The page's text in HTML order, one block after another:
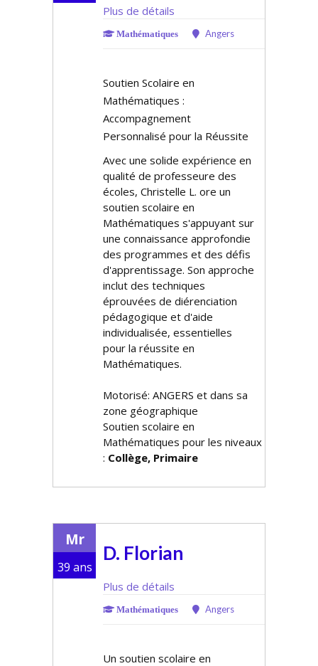
Plus de détails
Mathématiques Angers
Soutien Scolaire en
Mathématiques :
Accompagnement
Personnalisé pour la Réussite
Avec une solide expérience en
qualité de professeure des
écoles, Christelle L. offre un
soutien scolaire en
Mathématiques s'appuyant sur
une connaissance approfondie
des programmes et des défis
d'apprentissage. Son approche
inclut des techniques
éprouvées de différenciation
pédagogique et d'aide
individualisée, essentielles
pour la réussite en
Mathématiques.
Motorisé: ANGERS et dans sa
zone géographique
Soutien scolaire en
Mathématiques pour les niveaux
: Collège, Primaire
Mr
39 ans
D. Florian
Plus de détails
Mathématiques Angers
Un soutien scolaire en